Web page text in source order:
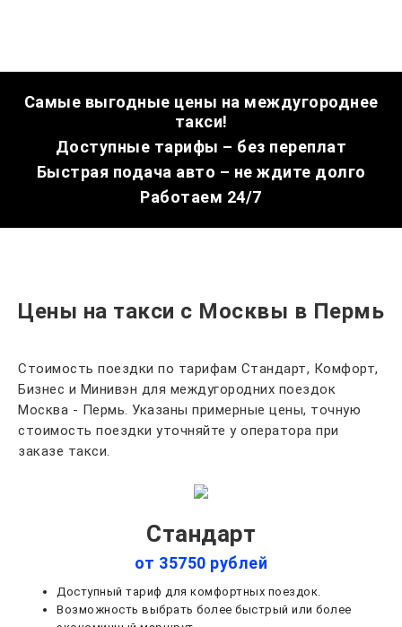
Самые выгодные цены на междугороднее
такси!
Доступные тарифы – без переплат
Быстрая подача авто – не ждите долго
Работаем 24/7
Цены на такси с Москвы в Пермь
Стоимость поездки по тарифам Стандарт, Комфорт,
Бизнес и Минивэн для междугородних поездок
Москва - Пермь. Указаны примерные цены, точную
стоимость поездки уточняйте у оператора при
заказе такси.
Стандарт
от 35750 рублей
Доступный тариф для комфортных поездок.
Возможность выбрать более быстрый или более